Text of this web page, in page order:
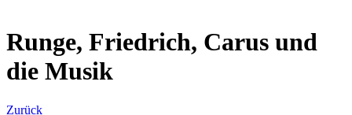
Runge, Friedrich, Carus und
die Musik
Zurück